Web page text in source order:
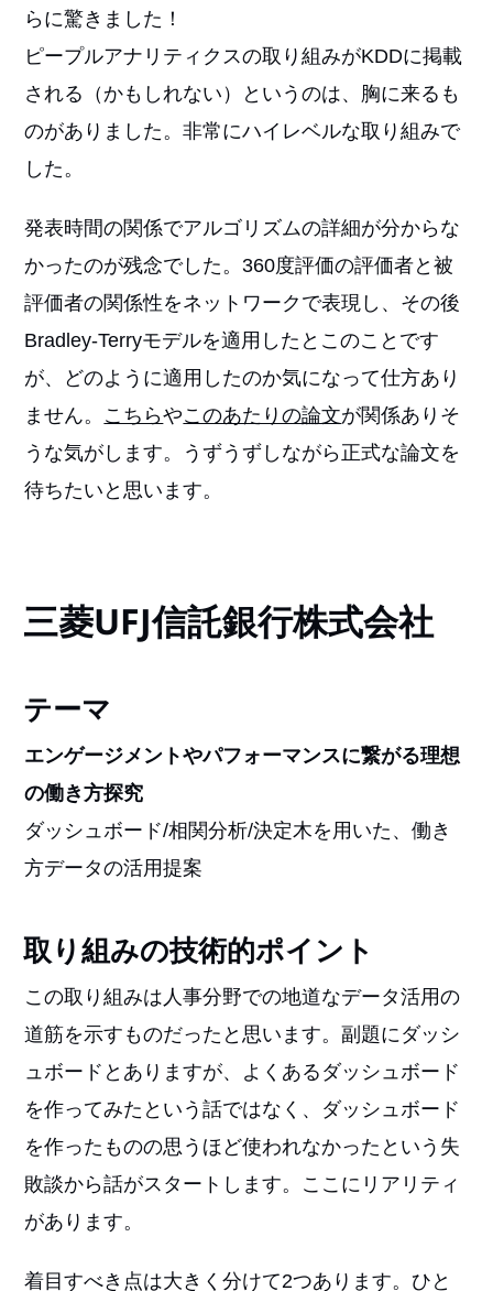
らに驚きました！
ピープルアナリティクスの取り組みがKDDに掲載
される（かもしれない）というのは、胸に来るも
のがありました。非常にハイレベルな取り組みで
した。
発表時間の関係でアルゴリズムの詳細が分からな
かったのが残念でした。360度評価の評価者と被
評価者の関係性をネットワークで表現し、その後
Bradley-Terryモデルを適用したとこのことです
が、どのように適用したのか気になって仕方あり
ません。 こちらやこのあたりの論文が関係ありそ
うな気がします。うずうずしながら正式な論文を
待ちたいと思います。
三菱UFJ信託銀行株式会社
テーマ
エンゲージメントやパフォーマンスに繋がる理想
の働き方探究
ダッシュボード/相関分析/決定木を用いた、働き
方データの活用提案
取り組みの技術的ポイント
この取り組みは人事分野での地道なデータ活用の
道筋を示すものだったと思います。副題にダッシ
ュボードとありますが、よくあるダッシュボード
を作ってみたという話ではなく、ダッシュボード
を作ったものの思うほど使われなかったという失
敗談から話がスタートします。ここにリアリティ
があります。
着目すべき点は大きく分けて2つあります。ひと